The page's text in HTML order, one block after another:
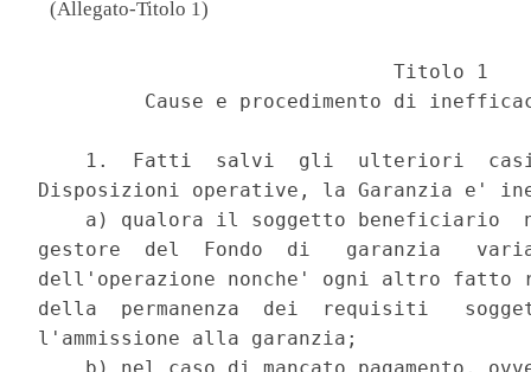
(Allegato-Titolo 1)
                              Titolo 1
Cause e procedimento di
1.  Fatti  salvi  gli  ulteriori
Disposizioni operative, la Garanzia e'
a) qualora il soggetto beneficiario
gestore  del  Fondo  di   garanzia
dell'operazione nonche' ogni altro
della  permanenza  dei  requisiti
l'ammissione alla garanzia;